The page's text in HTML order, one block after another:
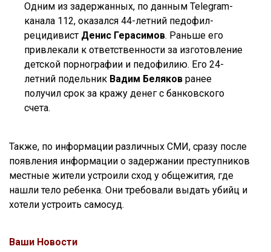
Одним из задержанных, по данным Telegram-
канала 112, оказался 44-летний педофил-
рецидивист Денис Герасимов. Раньше его
привлекали к ответственности за изготовление
детской порнографии и педофилию. Его 24-
летний подельник Вадим Беляков ранее
получил срок за кражу денег с банковского
счета.
Также, по информации различных СМИ, сразу после
появления информации о задержании преступников
местные жители устроили сход у общежития, где
нашли тело ребенка. Они требовали выдать убийц и
хотели устроить самосуд.
Ваши Новости